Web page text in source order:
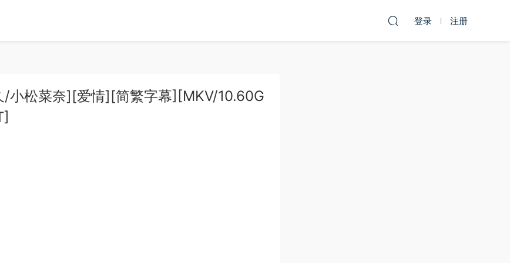
登录 注册
松菜奈][爱情][简繁字幕][MKV/10.60G